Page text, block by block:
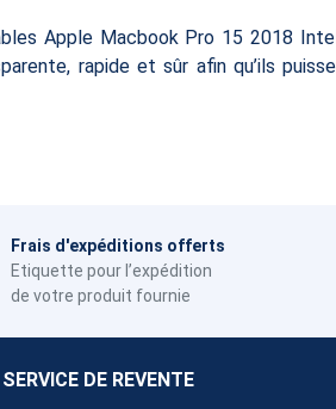
Apple Macbook Pro 15 2018
rapide et sûr afin qu’ils
Frais d'expéditions offerts
Etiquette pour l’expédition
de votre produit fournie
SERVICE DE REVENTE